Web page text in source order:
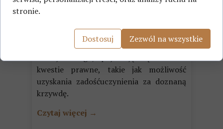
tragedia i źródło niewyobrażalnego bólu.
W takich sytuacjach, oprócz cierpienia
kwestie prawne, takie jak możliwość
uzyskania zadośćuczynienia za doznaną
krzywdę.
Czytaj więcej →
stronie.
Dostosuj Zezwól na wszystkie